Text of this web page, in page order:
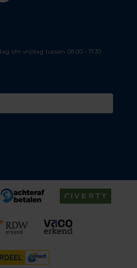
t/m vrijdag tussen 08.00 - 17.30